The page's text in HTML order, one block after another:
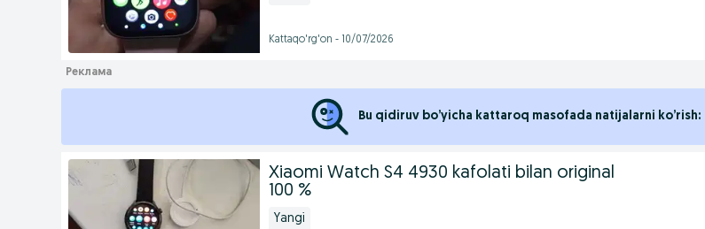
Kattaqo'rg'on - 10/07/2026
Bu qidiruv bo’yicha kattaroq masofada natijalarni ko’rish:
Xiaomi Watch S4 4930 kafolati bilan original
100 %
Yangi